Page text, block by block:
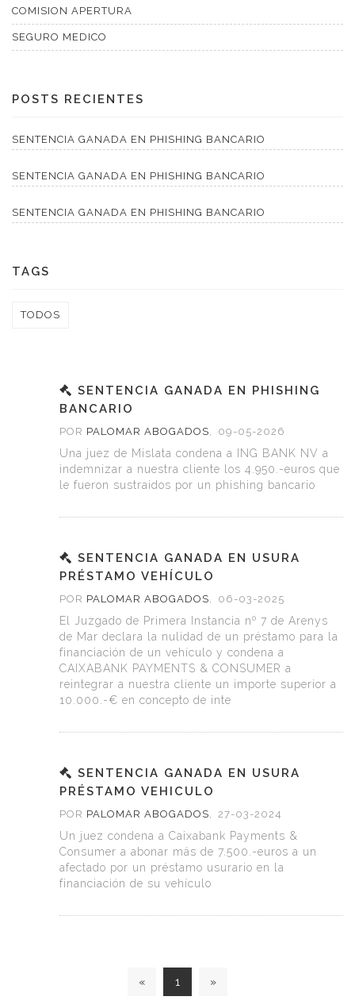
COMISION APERTURA
SEGURO MEDICO
POSTS RECIENTES
SENTENCIA GANADA EN PHISHING BANCARIO
SENTENCIA GANADA EN PHISHING BANCARIO
SENTENCIA GANADA EN PHISHING BANCARIO
TAGS
TODOS
SENTENCIA GANADA EN PHISHING
BANCARIO
POR PALOMAR ABOGADOS, 09-05-2026
Una juez de Mislata condena a ING BANK NV a
indemnizar a nuestra cliente los 4.950.-euros que
le fueron sustraidos por un phishing bancario
SENTENCIA GANADA EN USURA
PRÉSTAMO VEHÍCULO
POR PALOMAR ABOGADOS, 06-03-2025
El Juzgado de Primera Instancia nº 7 de Arenys
de Mar declara la nulidad de un préstamo para la
financiación de un vehículo y condena a
CAIXABANK PAYMENTS & CONSUMER a
reintegrar a nuestra cliente un importe superior a
10.000.-€ en concepto de inte
SENTENCIA GANADA EN USURA
PRÉSTAMO VEHICULO
POR PALOMAR ABOGADOS, 27-03-2024
Un juez condena a Caixabank Payments &
Consumer a abonar más de 7.500.-euros a un
afectado por un préstamo usurario en la
financiación de su vehículo
« 1 »